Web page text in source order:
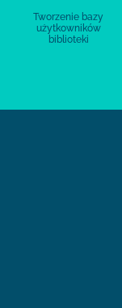
Tworzenie bazy
użytkowników
biblioteki